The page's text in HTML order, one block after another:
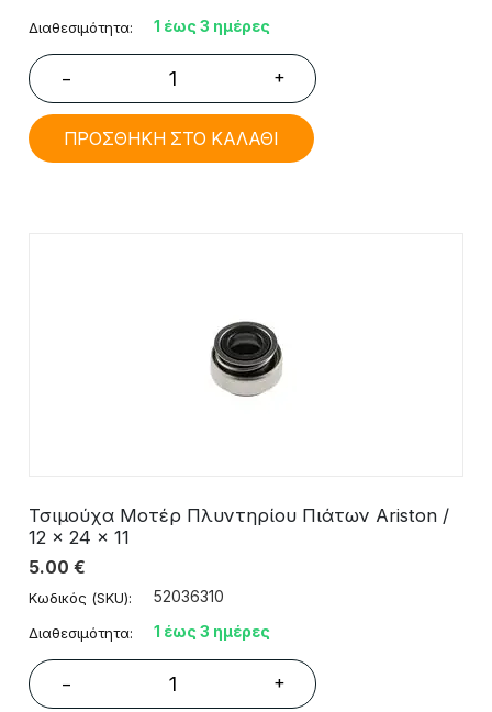
Διαθεσιμότητα: 1 έως 3 ημέρες
− +
ΠΡΟΣΘΗΚΗ ΣΤΟ ΚΑΛΑΘΙ
Τσιμούχα Μοτέρ Πλυντηρίου Πιάτων Ariston /
12 x 24 x 11
5.00 €
Κωδικός (SKU): 52036310
Διαθεσιμότητα: 1 έως 3 ημέρες
− +